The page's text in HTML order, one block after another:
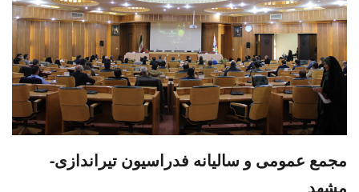
مجمع عمومی و سالیانه فدراسیون تیراندازی-
مشهد